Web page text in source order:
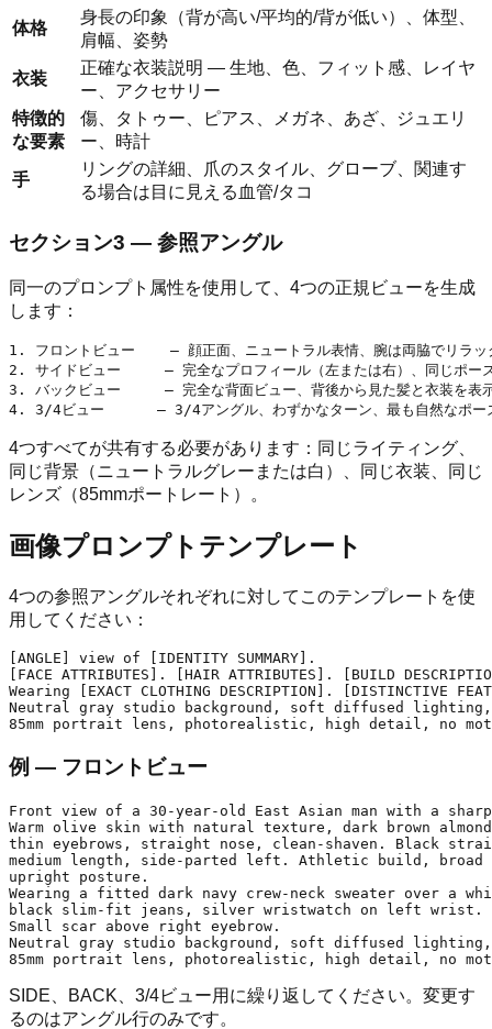
体格
身長の印象（背が高い/平均的/背が低い）、体型、
肩幅、姿勢
衣装
正確な衣装説明 — 生地、色、フィット感、レイヤ
ー、アクセサリー
特徴的
な要素
傷、タトゥー、ピアス、メガネ、あざ、ジュエリ
ー、時計
手
リングの詳細、爪のスタイル、グローブ、関連す
る場合は目に見える血管/タコ
セクション3 — 参照アングル
同一のプロンプト属性を使用して、4つの正規ビューを生成
します：
1. フロントビュー    — 顔正面、ニュートラル表情、腕は両脇でリラッ
2. サイドビュー     — 完全なプロフィール（左または右）、同じポー
3. バックビュー     — 完全な背面ビュー、背後から見た髪と衣装を表
4つすべてが共有する必要があります：同じライティング、
同じ背景（ニュートラルグレーまたは白）、同じ衣装、同じ
レンズ（85mmポートレート）。
画像プロンプトテンプレート
4つの参照アングルそれぞれに対してこのテンプレートを使
用してください：
[ANGLE] view of [IDENTITY SUMMARY].
[FACE ATTRIBUTES]. [HAIR ATTRIBUTES]. [BUILD
Wearing [EXACT CLOTHING DESCRIPTION]. [DISTINCTIVE
Neutral gray studio background, soft diffused lighting,
例 — フロントビュー
Front view of a 30-year-old East Asian man with a
Warm olive skin with natural texture, dark brown
thin eyebrows, straight nose, clean-shaven. Black
medium length, side-parted left. Athletic build, broad
upright posture.
Wearing a fitted dark navy crew-neck sweater over a
black slim-fit jeans, silver wristwatch on left wrist.
Small scar above right eyebrow.
Neutral gray studio background, soft diffused lighting,
SIDE、BACK、3/4ビュー用に繰り返してください。変更す
るのはアングル行のみです。